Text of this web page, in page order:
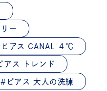
ー
ピアス CANAL ４℃
アス トレンド
ピアス 大人の洗練